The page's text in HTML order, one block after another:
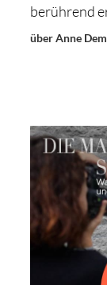
berührend
über Anne